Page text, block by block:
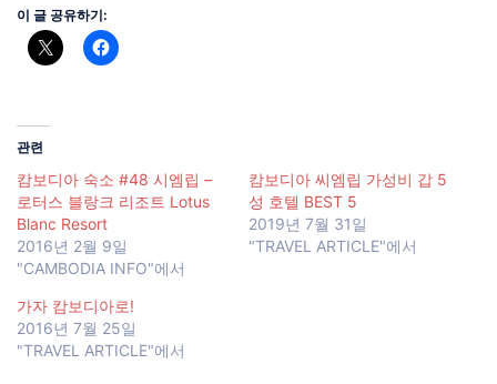
이 글 공유하기:
관련
캄보디아 숙소 #48 시엠립 –
로터스 블랑크 리조트 Lotus
Blanc Resort
2016년 2월 9일
"CAMBODIA INFO"에서
캄보디아 씨엠립 가성비 갑 5
성 호텔 BEST 5
2019년 7월 31일
"TRAVEL ARTICLE"에서
가자 캄보디아로!
2016년 7월 25일
"TRAVEL ARTICLE"에서